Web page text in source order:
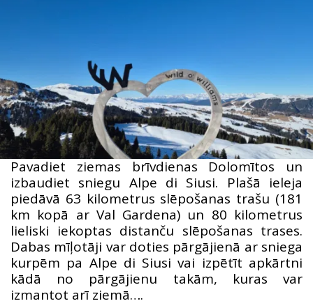
Pavadiet ziemas brīvdienas Dolomītos un
izbaudiet sniegu Alpe di Siusi. Plašā ieleja
piedāvā 63 kilometrus slēpošanas trašu (181
km kopā ar Val Gardena) un 80 kilometrus
lieliski iekoptas distanču slēpošanas trases.
Dabas mīļotāji var doties pārgājienā ar sniega
kurpēm pa Alpe di Siusi vai izpētīt apkārtni
kādā no pārgājienu takām, kuras var
izmantot arī ziemā….